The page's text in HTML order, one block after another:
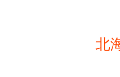
北